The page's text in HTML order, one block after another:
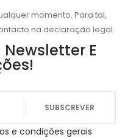
momento. Para tal,
na declaração legal.
E
e condições gerais